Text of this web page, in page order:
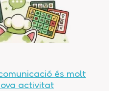
és molt
activitat